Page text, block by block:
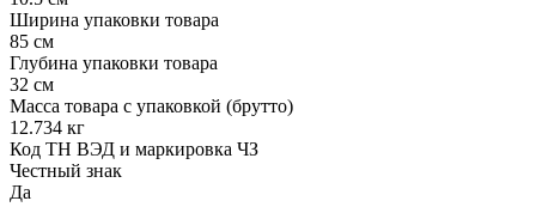
Ширина упаковки товара
85 см
Глубина упаковки товара
32 см
Масса товара с упаковкой (брутто)
12.734 кг
Код ТН ВЭД и маркировка ЧЗ
Честный знак
Да